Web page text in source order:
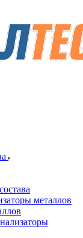
металлов